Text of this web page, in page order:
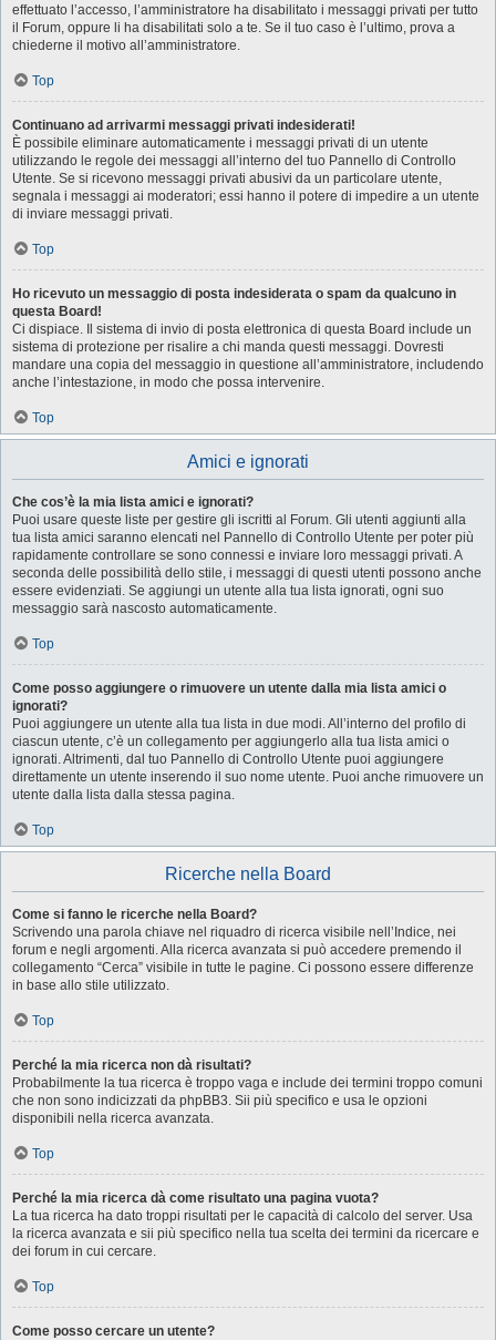
effettuato l’accesso, l’amministratore ha disabilitato i messaggi privati per tutto
il Forum, oppure li ha disabilitati solo a te. Se il tuo caso è l’ultimo, prova a
chiederne il motivo all’amministratore.
Top
Continuano ad arrivarmi messaggi privati indesiderati!
È possibile eliminare automaticamente i messaggi privati ​​di un utente
utilizzando le regole dei messaggi all’interno del tuo Pannello di Controllo
Utente. Se si ricevono messaggi privati ​​abusivi da un particolare utente,
segnala i messaggi ai moderatori; essi hanno il potere di impedire a un utente
di inviare messaggi privati​​.
Top
Ho ricevuto un messaggio di posta indesiderata o spam da qualcuno in
questa Board!
Ci dispiace. Il sistema di invio di posta elettronica di questa Board include un
sistema di protezione per risalire a chi manda questi messaggi. Dovresti
mandare una copia del messaggio in questione all’amministratore, includendo
anche l’intestazione, in modo che possa intervenire.
Top
Amici e ignorati
Che cos’è la mia lista amici e ignorati?
Puoi usare queste liste per gestire gli iscritti al Forum. Gli utenti aggiunti alla
tua lista amici saranno elencati nel Pannello di Controllo Utente per poter più
rapidamente controllare se sono connessi e inviare loro messaggi privati. A
seconda delle possibilità dello stile, i messaggi di questi utenti possono anche
essere evidenziati. Se aggiungi un utente alla tua lista ignorati, ogni suo
messaggio sarà nascosto automaticamente.
Top
Come posso aggiungere o rimuovere un utente dalla mia lista amici o
ignorati?
Puoi aggiungere un utente alla tua lista in due modi. All’interno del profilo di
ciascun utente, c’è un collegamento per aggiungerlo alla tua lista amici o
ignorati. Altrimenti, dal tuo Pannello di Controllo Utente puoi aggiungere
direttamente un utente inserendo il suo nome utente. Puoi anche rimuovere un
utente dalla lista dalla stessa pagina.
Top
Ricerche nella Board
Come si fanno le ricerche nella Board?
Scrivendo una parola chiave nel riquadro di ricerca visibile nell’Indice, nei
forum e negli argomenti. Alla ricerca avanzata si può accedere premendo il
collegamento “Cerca” visibile in tutte le pagine. Ci possono essere differenze
in base allo stile utilizzato.
Top
Perché la mia ricerca non dà risultati?
Probabilmente la tua ricerca è troppo vaga e include dei termini troppo comuni
che non sono indicizzati da phpBB3. Sii più specifico e usa le opzioni
disponibili nella ricerca avanzata.
Top
Perché la mia ricerca dà come risultato una pagina vuota?
La tua ricerca ha dato troppi risultati per le capacità di calcolo del server. Usa
la ricerca avanzata e sii più specifico nella tua scelta dei termini da ricercare e
dei forum in cui cercare.
Top
Come posso cercare un utente?